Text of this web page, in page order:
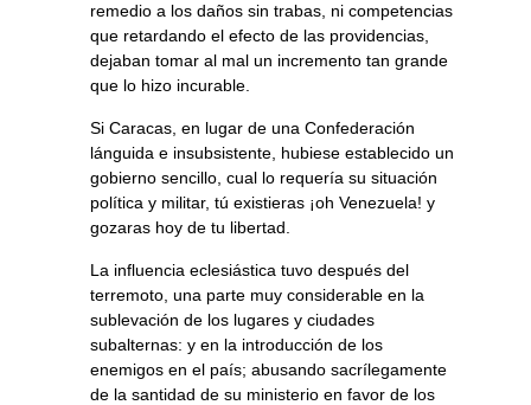
remedio a los daños sin trabas, ni competencias
que retardando el efecto de las providencias,
dejaban tomar al mal un incremento tan grande
que lo hizo incurable.
Si Caracas, en lugar de una Confederación
lánguida e insubsistente, hubiese establecido un
gobierno sencillo, cual lo requería su situación
política y militar, tú existieras ¡oh Venezuela! y
gozaras hoy de tu libertad.
La influencia eclesiástica tuvo después del
terremoto, una parte muy considerable en la
sublevación de los lugares y ciudades
subalternas: y en la introducción de los
enemigos en el país; abusando sacrílegamente
de la santidad de su ministerio en favor de los